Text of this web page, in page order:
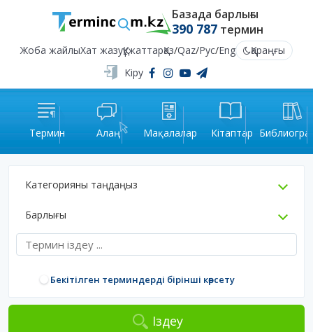
Базада барлығы
390 787термин
Жоба жайлыХат жазуҚұжаттарҚаз/Qaz/Рус/Eng
Қараңғы
Кіру
Термин Алаң Мақалалар Кітаптар
Категорияны таңдаңыз
Барлығы
Бекітілген терминдерді бірінші көрсету
Іздеу